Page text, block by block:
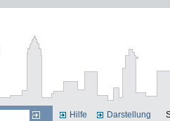
Hilfe Darstellung